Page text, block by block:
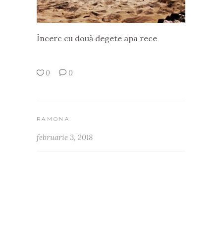
Încerc cu două degete apa rece
0 0
RAMONA
februarie 3, 2018